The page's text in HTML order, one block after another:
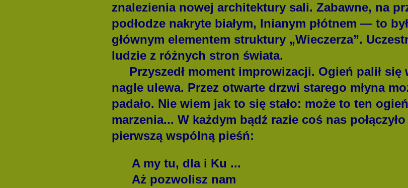
znalezienia nowej architektury sali. Zabawne, na
podłodze nakryte białym, lnianym płótnem — to
głównym elementem struktury „Wieczerza”.
ludzie z różnych stron świata.
Przyszedł moment improwizacji. Ogień palił się
nagle ulewa. Przez otwarte drzwi starego młyna
padało. Nie wiem jak to się stało: może to ten
marzenia... W każdym bądź razie coś nas
pierwszą wspólną pieśń:
A my tu, dla i Ku ...
Aż pozwolisz nam